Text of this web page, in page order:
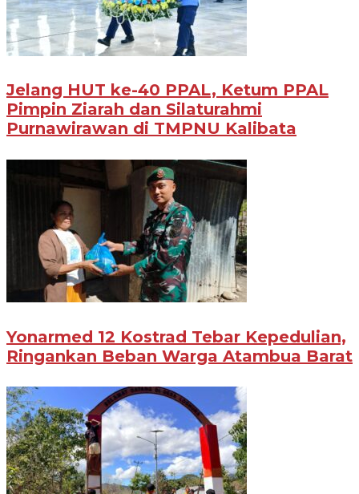
Jelang HUT ke-40 PPAL, Ketum PPAL
Pimpin Ziarah dan Silaturahmi
Purnawirawan di TMPNU Kalibata
Yonarmed 12 Kostrad Tebar Kepedulian,
Ringankan Beban Warga Atambua Barat